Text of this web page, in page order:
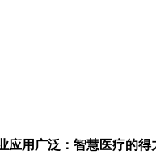
应用广泛：智慧医疗的得